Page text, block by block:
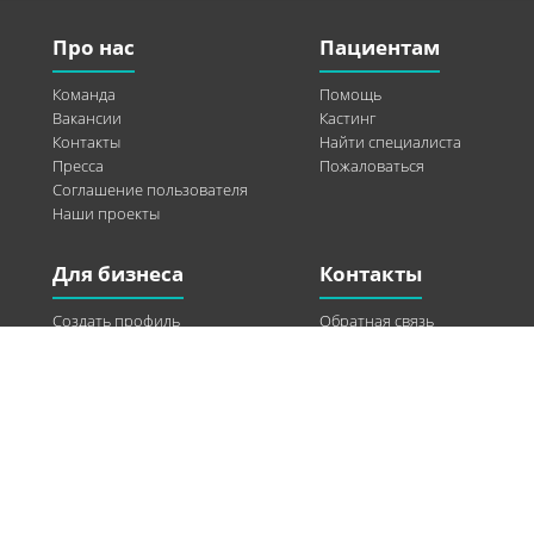
Про нас
Команда
Вакансии
Контакты
Пресса
Соглашение пользователя
Наши проекты
Пациентам
Помощь
Кастинг
Найти специалиста
Пожаловаться
Для бизнеса
Создать профиль
Контакты
Обратная связь